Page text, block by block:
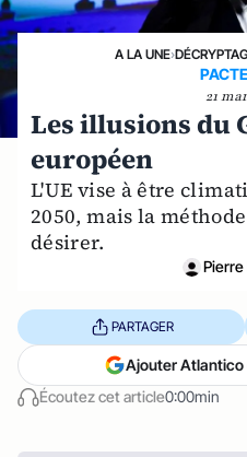
A LA UNE›
21
Les illusions du
européen
L'UE vise à être
2050, mais la
désirer.
Écoutez cet article0:00min
PARTAGER
Ajouter Atlantico